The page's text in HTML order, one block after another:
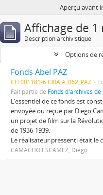
Aperçu avant
Affichage de 1
Description archivistique
Options de
Fonds Abel PAZ
CH 001181-6 CIRA A_062_PAZ
Fait partie de Fonds d'archives
L’essentiel de ce fonds est
envoyée ou reçue par Diego
un projet de film sur la
de 1936-1939.
Le réalisateur pressenti était le
CAMACHO ESCAMEZ, Diego